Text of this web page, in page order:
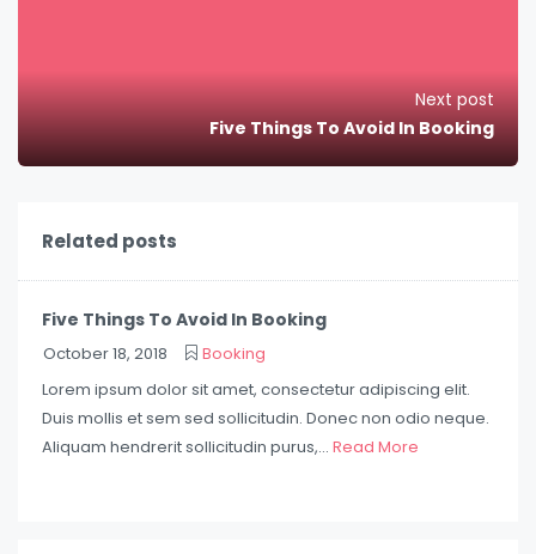
Next post
Five Things To Avoid In Booking
Related posts
Five Things To Avoid In Booking
October 18, 2018
Booking
Lorem ipsum dolor sit amet, consectetur adipiscing elit.
Duis mollis et sem sed sollicitudin. Donec non odio neque.
Aliquam hendrerit sollicitudin purus,... Read More